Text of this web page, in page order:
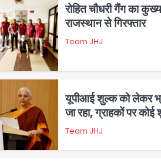
रोहित चौधरी गैंग का
राजस्थान से गिरफ्तार
Team JHJ
यूपीआई शुल्क को लेकर
जा रहा, ग्राहकों पर
निर्मला सीतारमण
Team JHJ